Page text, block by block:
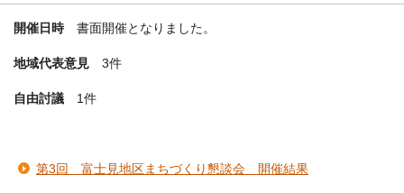
開催日時書面開催となりました。
地域代表意見 3件
自由討議 1件
第3回 富士見地区まちづくり懇談会 開催結果